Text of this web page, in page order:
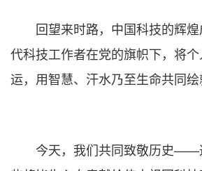
回望来时路，中国科技的辉
代科技工作者在党的旗帜下，将
运，用智慧、汗水乃至生命共同绘
今天，我们共同致敬历史——